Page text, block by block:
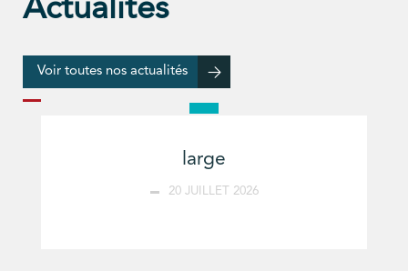
Actualités
Voir toutes nos actualités
large
20 JUILLET 2026